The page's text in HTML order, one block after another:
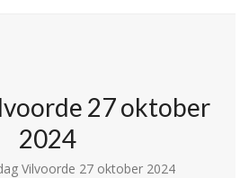
27 oktober
2024
Vilvoorde 27 oktober 2024